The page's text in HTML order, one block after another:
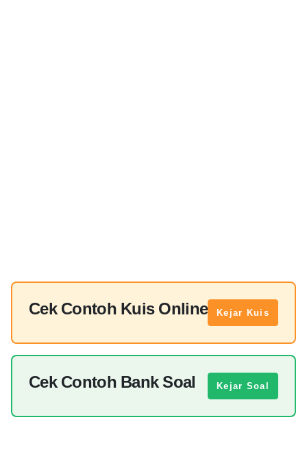
Cek Contoh Kuis Online Kejar Kuis
Cek Contoh Bank Soal Kejar Soal